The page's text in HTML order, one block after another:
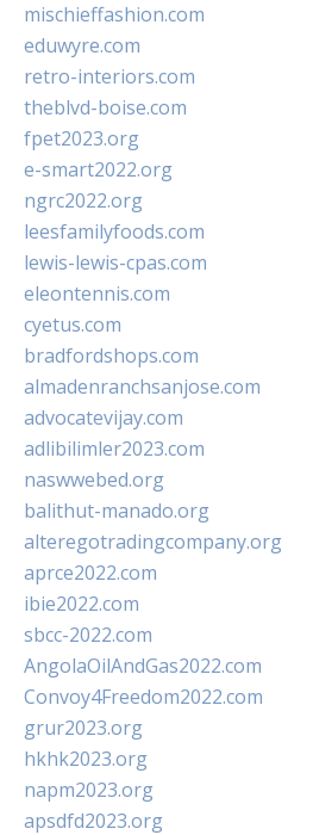
mischieffashion.com
eduwyre.com
retro-interiors.com
theblvd-boise.com
fpet2023.org
e-smart2022.org
ngrc2022.org
leesfamilyfoods.com
lewis-lewis-cpas.com
eleontennis.com
cyetus.com
bradfordshops.com
almadenranchsanjose.com
advocatevijay.com
adlibilimler2023.com
naswwebed.org
balithut-manado.org
alteregotradingcompany.org
aprce2022.com
ibie2022.com
sbcc-2022.com
AngolaOilAndGas2022.com
Convoy4Freedom2022.com
grur2023.org
hkhk2023.org
napm2023.org
apsdfd2023.org